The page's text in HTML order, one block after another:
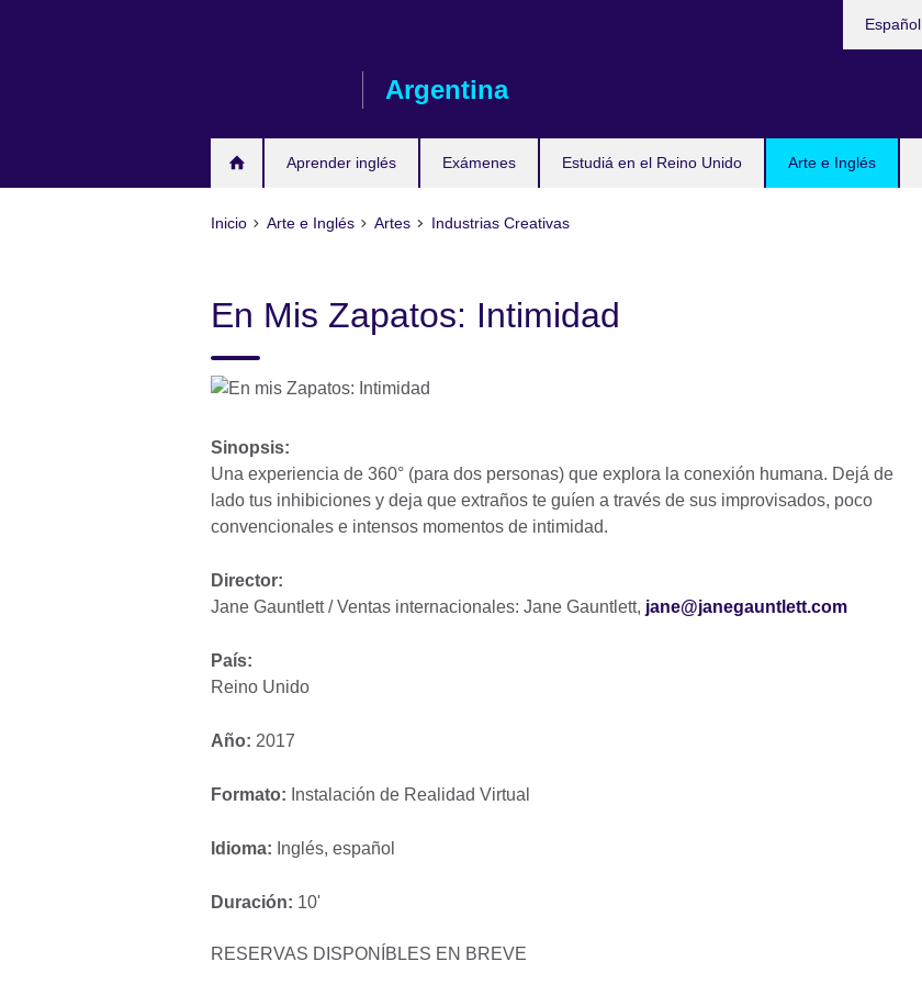
Argentina
Aprender inglés Exámenes Estudiá en el Reino Unido Arte e Inglés
Español
Inicio Arte e Inglés Artes Industrias Creativas
En Mis Zapatos: Intimidad
Sinopsis:
Una experiencia de 360° (para dos personas) que explora la conexión humana. Dejá de
lado tus inhibiciones y deja que extraños te guíen a través de sus improvisados, poco
convencionales e intensos momentos de intimidad.
Director:
Jane Gauntlett / Ventas internacionales: Jane Gauntlett, jane@janegauntlett.com
País:
Reino Unido
Año: 2017
Formato: Instalación de Realidad Virtual
Idioma: Inglés, español
Duración: 10'
RESERVAS DISPONÍBLES EN BREVE